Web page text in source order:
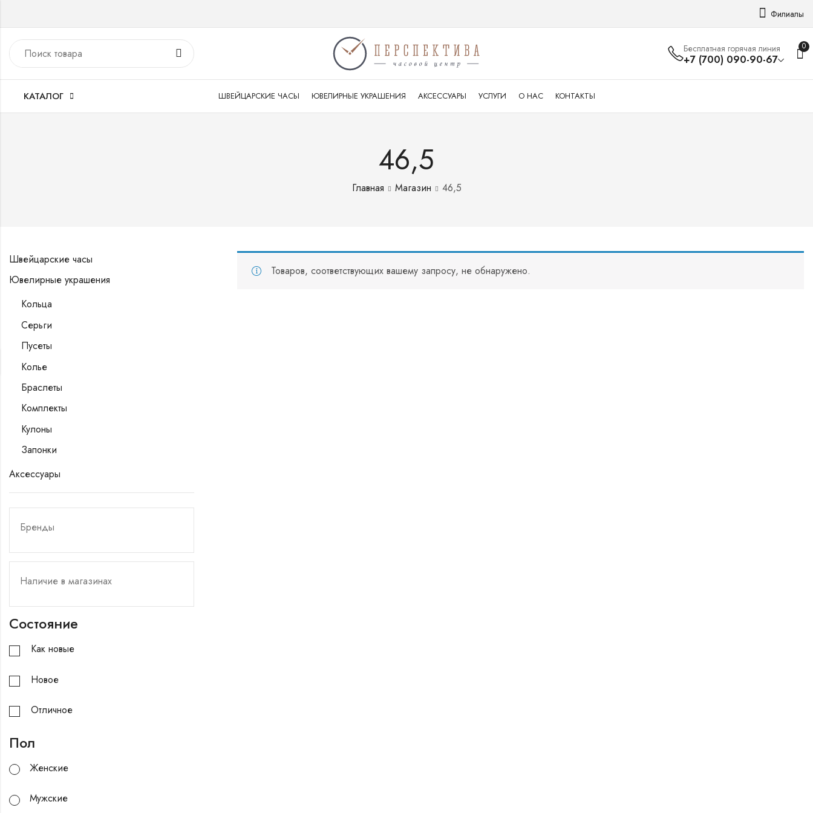
Филиалы
Бесплатная горячая линия
+7 (700) 090-90-67
0
КАТАЛОГ ШВЕЙЦАРСКИЕ ЧАСЫ ЮВЕЛИРНЫЕ УКРАШЕНИЯ АКСЕССУАРЫ УСЛУГИ О НАС КОНТАКТЫ
46,5
Главная Магазин 46,5
Товаров, соответствующих вашему запросу, не обнаружено.
Швейцарские часы
Ювелирные украшения
Кольца
Серьги
Пусеты
Колье
Браслеты
Комплекты
Кулоны
Запонки
Аксессуары
Состояние
Как новые
Новое
Отличное
Пол
Женские
Мужские